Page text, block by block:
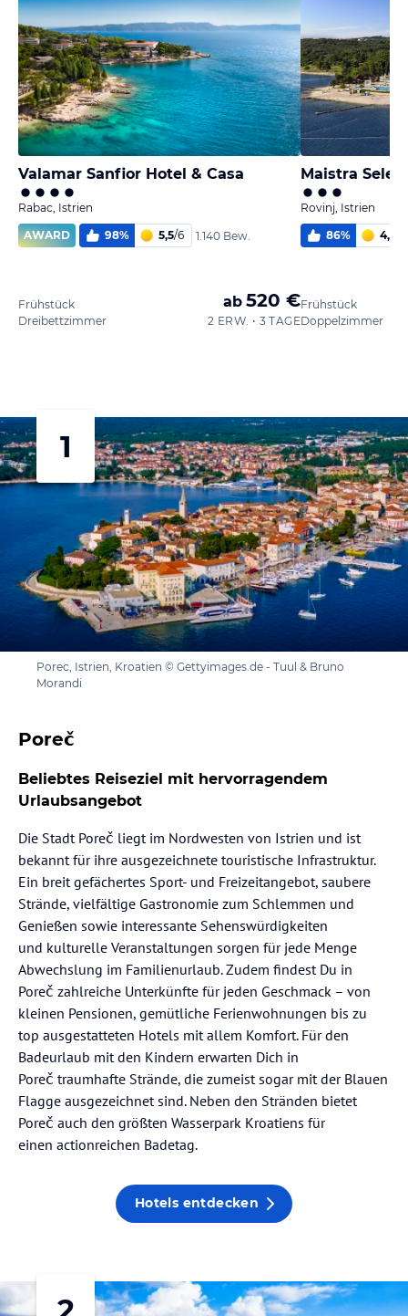
Valamar Sanfior Hotel & Casa
Rabac, Istrien
AWARD
98% 5,5/6 1.140 Bew.
Frühstück
Dreibettzimmer
ab 520 €
2 ERW. • 3 TAGE
Maistra
Rovinj, Istrien
86% 4,6
Frühstück
Doppelzimmer
1
Porec, Istrien, Kroatien © Gettyimages.de - Tuul & Bruno
Morandi
Poreč
Beliebtes Reiseziel mit hervorragendem
Urlaubsangebot
Die Stadt Poreč liegt im Nordwesten von Istrien und ist
bekannt für ihre ausgezeichnete touristische Infrastruktur.
Ein breit gefächertes Sport- und Freizeitangebot, saubere
Strände, vielfältige Gastronomie zum Schlemmen und
Genießen sowie interessante Sehenswürdigkeiten
und kulturelle Veranstaltungen sorgen für jede Menge
Abwechslung im Familienurlaub. Zudem findest Du in
Poreč zahlreiche Unterkünfte für jeden Geschmack – von
kleinen Pensionen, gemütliche Ferienwohnungen bis zu
top ausgestatteten Hotels mit allem Komfort. Für den
Badeurlaub mit den Kindern erwarten Dich in
Poreč traumhafte Strände, die zumeist sogar mit der Blauen
Flagge ausgezeichnet sind. Neben den Stränden bietet
Poreč auch den größten Wasserpark Kroatiens für
einen actionreichen Badetag.
Hotels entdecken